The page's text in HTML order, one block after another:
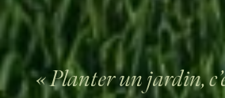
« Planter un jardin,